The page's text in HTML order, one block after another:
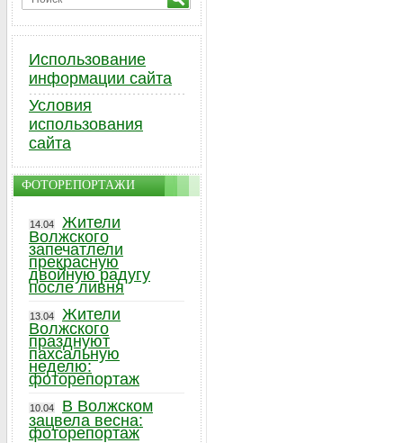
Использование
информации сайта
Условия
использования
сайта
ФОТОРЕПОРТАЖИ
14.04
Жители
Волжского
запечатлели
прекрасную
двойную радугу
после ливня
13.04
Жители
Волжского
празднуют
пахсальную
неделю:
фоторепортаж
10.04
В Волжском
зацвела весна:
фоторепортаж